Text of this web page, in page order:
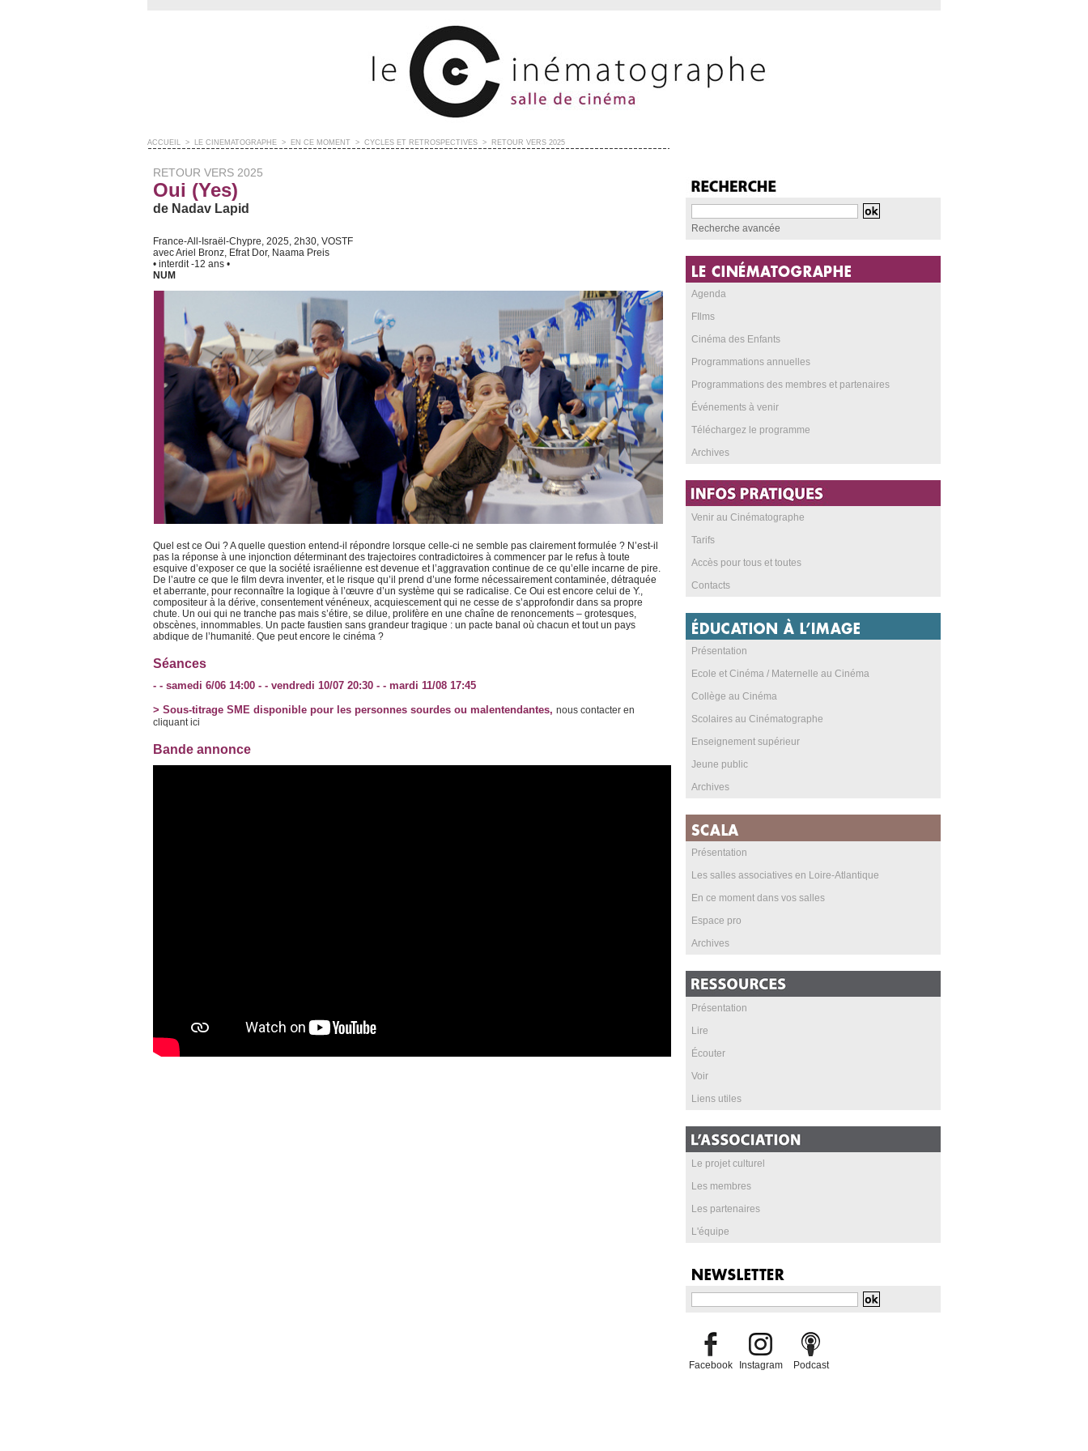
ACCUEIL > LE CINÉMATOGRAPHE > EN CE MOMENT > CYCLES ET RÉTROSPECTIVES > RETOUR VERS 2025
RETOUR VERS 2025
Oui (Yes)
de Nadav Lapid
France-All-Israël-Chypre, 2025, 2h30, VOSTF
avec Ariel Bronz, Efrat Dor, Naama Preis
• interdit -12 ans •
NUM
Quel est ce Oui ? A quelle question entend-il répondre lorsque celle-ci ne semble pas clairement formulée ? N’est-il
pas la réponse à une injonction déterminant des trajectoires contradictoires à commencer par le refus à toute
esquive d’exposer ce que la société israélienne est devenue et l’aggravation continue de ce qu’elle incarne de pire.
De l’autre ce que le film devra inventer, et le risque qu’il prend d’une forme nécessairement contaminée, détraquée
et aberrante, pour reconnaître la logique à l’œuvre d’un système qui se radicalise. Ce Oui est encore celui de Y.,
compositeur à la dérive, consentement vénéneux, acquiescement qui ne cesse de s’approfondir dans sa propre
chute. Un oui qui ne tranche pas mais s’étire, se dilue, prolifère en une chaîne de renoncements – grotesques,
obscènes, innommables. Un pacte faustien sans grandeur tragique : un pacte banal où chacun et tout un pays
abdique de l’humanité. Que peut encore le cinéma ?
Séances
- - samedi 6/06 14:00 - - vendredi 10/07 20:30 - - mardi 11/08 17:45
> Sous-titrage SME disponible pour les personnes sourdes ou malentendantes, nous contacter en
cliquant ici
Bande annonce
Recherche avancée
Agenda
FIlms
Cinéma des Enfants
Programmations annuelles
Programmations des membres et partenaires
Événements à venir
Téléchargez le programme
Archives
Venir au Cinématographe
Tarifs
Accès pour tous et toutes
Contacts
Présentation
Ecole et Cinéma / Maternelle au Cinéma
Collège au Cinéma
Scolaires au Cinématographe
Enseignement supérieur
Jeune public
Archives
Présentation
Les salles associatives en Loire-Atlantique
En ce moment dans vos salles
Espace pro
Archives
Présentation
Lire
Écouter
Voir
Liens utiles
Le projet culturel
Les membres
Les partenaires
L'équipe
Facebook Instagram Podcast